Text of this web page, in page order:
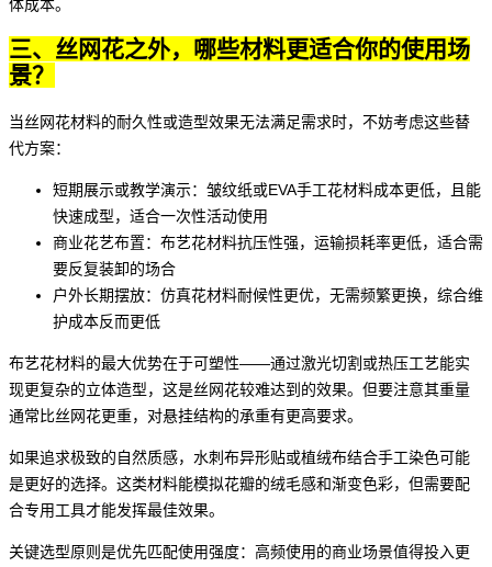
体成本。
三、丝网花之外，哪些材料更适合你的使用场
景？
当丝网花材料的耐久性或造型效果无法满足需求时，不妨考虑这些替
代方案：
短期展示或教学演示：皱纹纸或EVA手工花材料成本更低，且能
快速成型，适合一次性活动使用
商业花艺布置： 布艺花材料抗压性强，运输损耗率更低，适合需
要反复装卸的场合
户外长期摆放： 仿真花材料耐候性更优，无需频繁更换，综合维
护成本反而更低
布艺花材料的最大优势在于可塑性——通过激光切割或热压工艺能实
现更复杂的立体造型，这是丝网花较难达到的效果。但要注意其重量
通常比丝网花更重，对悬挂结构的承重有更高要求。
如果追求极致的自然质感， 水刺布异形贴或植绒布结合手工染色可能
是更好的选择。这类材料能模拟花瓣的绒毛感和渐变色彩，但需要配
合专用工具才能发挥最佳效果。
关键选型原则是优先匹配使用强度：高频使用的商业场景值得投入更